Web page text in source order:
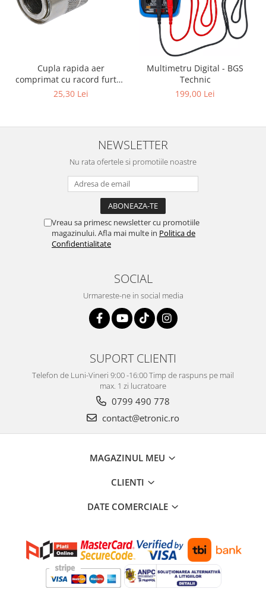
Cupla rapida aer
comprimat cu racord furtun
8 mm (5/16") | SUA / Franta
25,30 Lei
Multimetru Digital - BGS
Technic
199,00 Lei
NEWSLETTER
Nu rata ofertele si promotiile noastre
Vreau sa primesc newsletter cu promotiile
magazinului. Afla mai multe in Politica de
Confidentialitate
SOCIAL
Urmareste-ne in social media
SUPORT CLIENTI
Telefon de Luni-Vineri 9:00 -16:00 Timp de raspuns pe mail
max. 1 zi lucratoare
0799 490 778
contact@etronic.ro
MAGAZINUL MEU
CLIENTI
DATE COMERCIALE